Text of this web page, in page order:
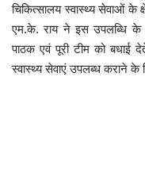
चिकित्सालय स्वास्थ्य सेवाओं के
एम.के. राय ने इस उपलब्धि के
पाठक एवं पूरी टीम को बधाई
स्वास्थ्य सेवाएं उपलब्ध कराने के